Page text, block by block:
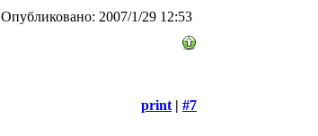
Опубликовано: 2007/1/29 12:53
print | #7